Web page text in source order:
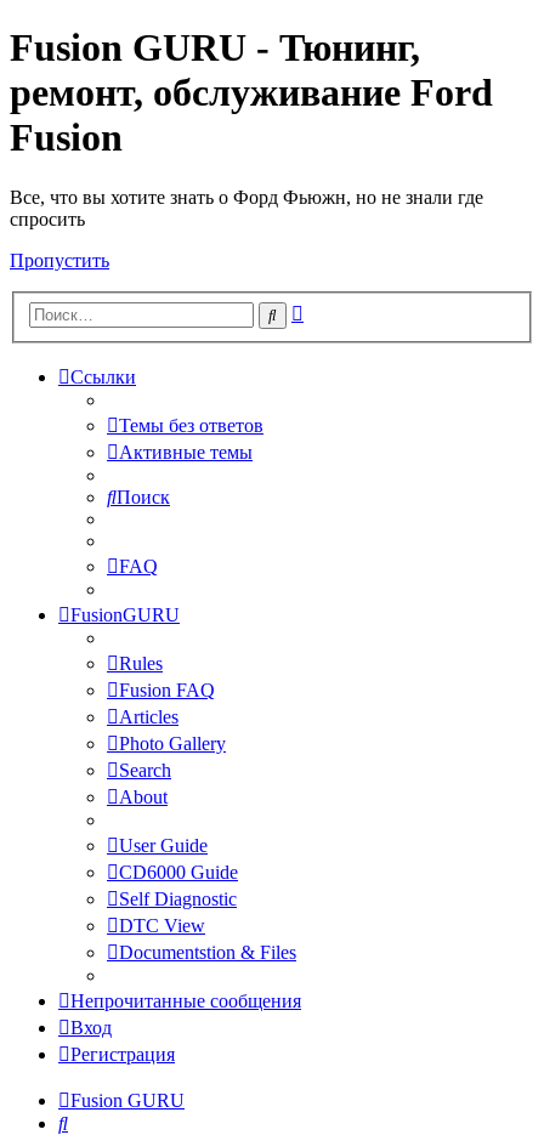
Fusion GURU - Тюнинг,
ремонт, обслуживание Ford
Fusion
Все, что вы хотите знать о Форд Фьюжн, но не знали где
спросить
Пропустить
Поиск
Ссылки
Темы без ответов
Активные темы
Поиск
FAQ
FusionGURU
Rules
Fusion FAQ
Articles
Photo Gallery
Search
About
User Guide
CD6000 Guide
Self Diagnostic
DTC View
Documentstion & Files
Непрочитанные сообщения
Вход
Регистрация
Fusion GURU
Поиск